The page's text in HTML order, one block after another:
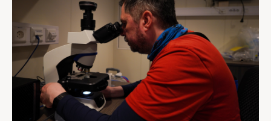
SOMOS
INVESTIGACIÓN
PUBLICACIONES
COLABORACIÓN